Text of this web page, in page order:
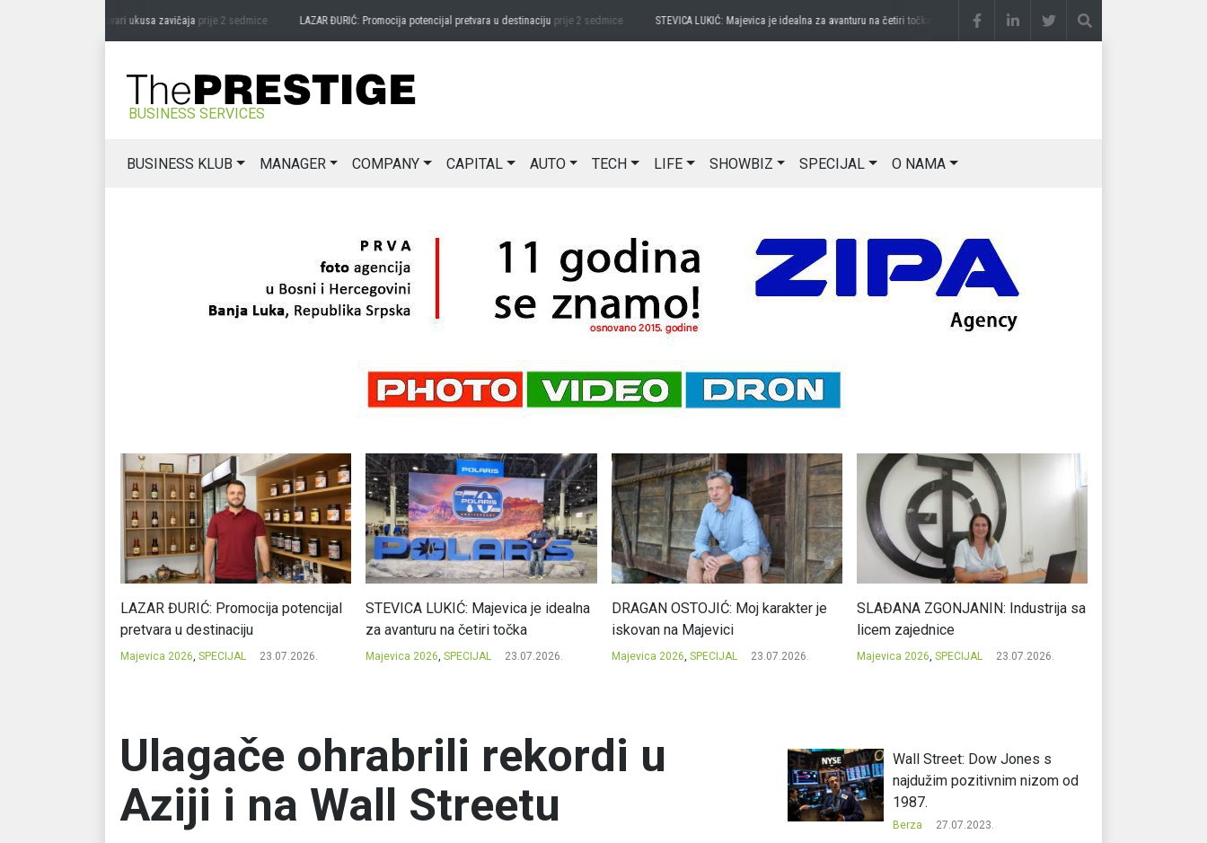
MIĆANOVIĆ: Čuvari ukusa zavičajaprije 2 sedmice LAZAR ĐURIĆ: Promocija potencijal pretvara u destinacijuprije 2 sedmice STEVICA LUKIĆ: Majevica je idealna za avanturu na četiri točkaprije 2 sedmice DRAGAN OSTOJIĆ: Moj karakter je
BUSINESS SERVICES
BUSINESS KLUB MANAGER COMPANY CAPITAL AUTO TECH LIFE SHOWBIZ SPECIJAL O NAMA
LAZAR ĐURIĆ: Promocija potencijal
pretvara u destinaciju
Majevica 2026, SPECIJAL 23.07.2026.
STEVICA LUKIĆ: Majevica je idealna
za avanturu na četiri točka
Majevica 2026, SPECIJAL 23.07.2026.
DRAGAN OSTOJIĆ: Moj karakter je
iskovan na Majevici
Majevica 2026, SPECIJAL 23.07.2026.
SLAĐANA ZGONJANIN: Industrija sa
licem zajednice
Majevica 2026, SPECIJAL 23.07.2026.
Ulagače ohrabrili rekordi u
Aziji i na Wall Streetu
Wall Street: Dow Jones s
najdužim pozitivnim nizom od
1987.
Berza 27.07.2023.